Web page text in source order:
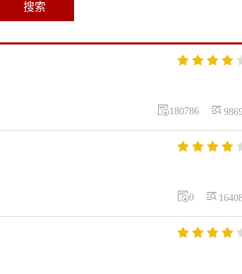
搜索
   

180786
   

0
   